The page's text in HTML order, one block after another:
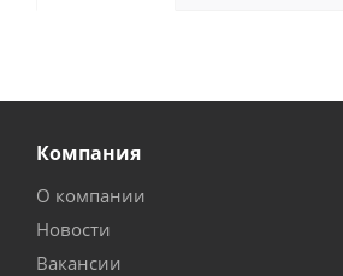
Компания
О компании
Новости
Вакансии